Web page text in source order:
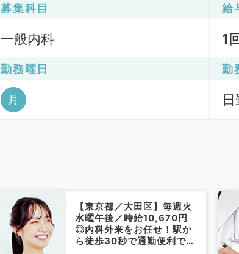
募集科目
一般内科
給
1
勤務曜日
月
勤
【東京都／大田区】毎週火
水曜午後／時給10,670円
◎内科外来をお任せ！駅か
ら徒歩30秒で通勤便利です